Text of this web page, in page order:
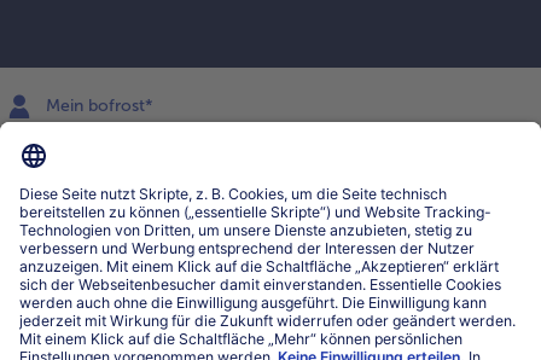
Mein bofrost*
www.bofrost.lu
027863232
Mo-Fr. von 7 bis 20 Uhr
Service